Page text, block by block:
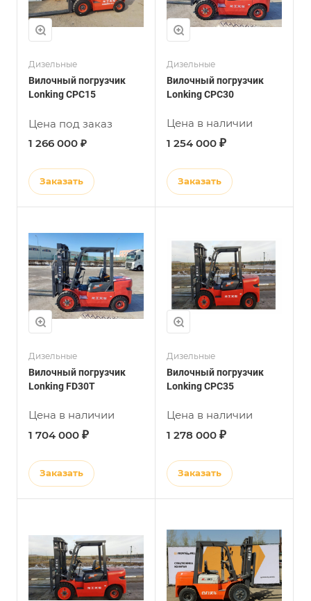
Дизельные
Вилочный погрузчик
Lonking CPC15
Цена под заказ
1 266 000 ₽
Заказать
Дизельные
Вилочный погрузчик
Lonking CPC30
Цена в наличии
1 254 000 ₽
Заказать
Дизельные
Вилочный погрузчик
Lonking FD30T
Цена в наличии
1 704 000 ₽
Заказать
Дизельные
Вилочный погрузчик
Lonking CPC35
Цена в наличии
1 278 000 ₽
Заказать